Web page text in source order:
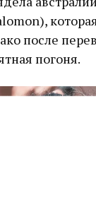
после
погоня.